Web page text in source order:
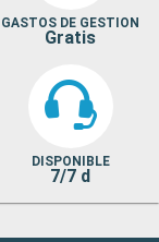
GASTOS DE GESTION
Gratis
DISPONIBLE
7/7 d